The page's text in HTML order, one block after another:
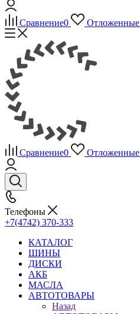
Сравнение0 Отложенные
Сравнение0 Отложенные
Телефоны
+7(4742) 370-333
КАТАЛОГ
ШИНЫ
ДИСКИ
АКБ
МАСЛА
АВТОТОВАРЫ
Назад